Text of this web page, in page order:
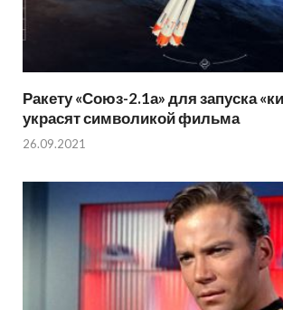
Ракету «Союз-2.1а» для запуска
украсят символикой фильма
26.09.2021